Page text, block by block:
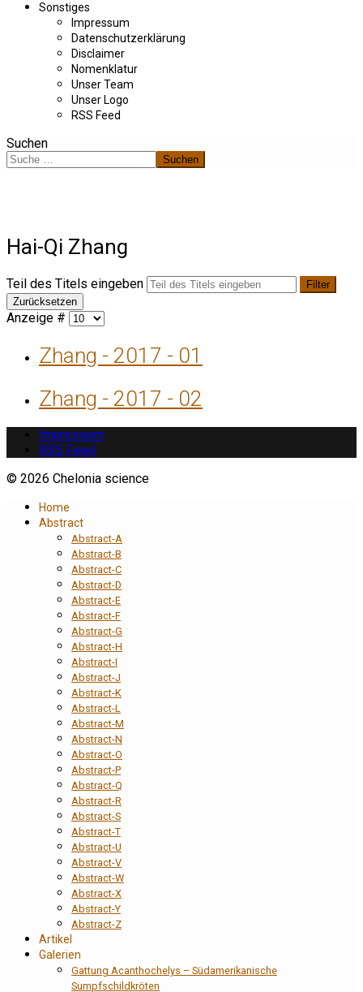
Sonstiges
Impressum
Datenschutzerklärung
Disclaimer
Nomenklatur
Unser Team
Unser Logo
RSS Feed
Suchen
Suchen
Hai-Qi Zhang
Teil des Titels eingeben
Filter
Zurücksetzen
Anzeige #
Zhang - 2017 - 01
Zhang - 2017 - 02
Impressum
RSS Feed
© 2026 Chelonia science
Home
Abstract
Abstract-A
Abstract-B
Abstract-C
Abstract-D
Abstract-E
Abstract-F
Abstract-G
Abstract-H
Abstract-I
Abstract-J
Abstract-K
Abstract-L
Abstract-M
Abstract-N
Abstract-O
Abstract-P
Abstract-Q
Abstract-R
Abstract-S
Abstract-T
Abstract-U
Abstract-V
Abstract-W
Abstract-X
Abstract-Y
Abstract-Z
Artikel
Galerien
Gattung Acanthochelys – Südamerikanische
Sumpfschildkröten